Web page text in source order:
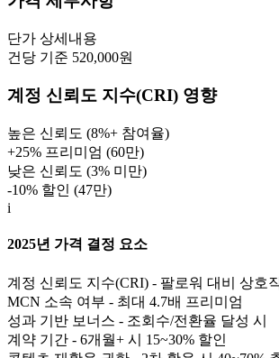
단가 상세내용
건당 기준 520,000원
계정 신뢰도 지수(CRI) 영향
높은 신뢰도 (8%+ 참여율)
+25% 프리미엄 (60만)
낮은 신뢰도 (3% 미만)
-10% 할인 (47만)
i
2025년 가격 결정 요소
계정 신뢰도 지수(CRI) - 팔로워 대비 상호
MCN 소속 여부 - 최대 4.7배 프리미엄
성과 기반 보너스 - 조회수/전환율 달성 시
계약 기간 - 6개월+ 시 15~30% 할인